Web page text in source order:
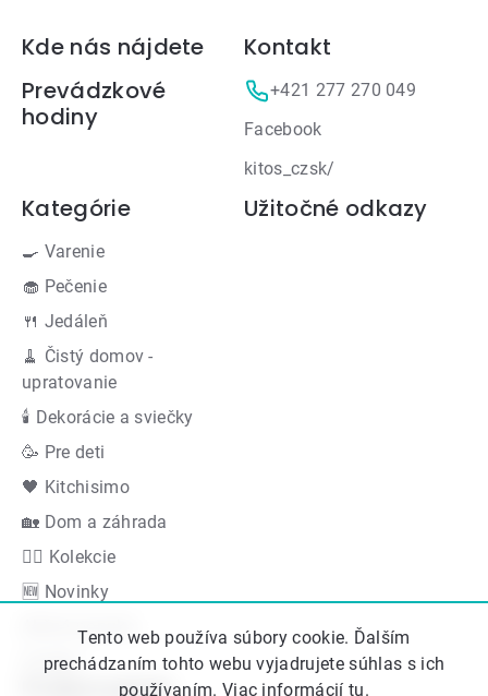
Tento web používa súbory cookie. Ďalším
prechádzaním tohto webu vyjadrujete súhlas s ich
používaním. Viac informácií tu.
Zápätie
Kde nás nájdete
Prevádzkové
hodiny
Kontakt
+421 277 270 049
Facebook
kitos_czsk/
Kategórie
🍳 Varenie
🧁 Pečenie
🍴 Jedáleň
🧹 Čistý domov -
upratovanie
🕯 Dekorácie a sviečky
🥳 Pre deti
🖤 Kitchisimo
🏡 Dom a záhrada
👍🏻 Kolekcie
🆕 Novinky
Akčná ponuka
Značky
Užitočné odkazy
Podporujeme